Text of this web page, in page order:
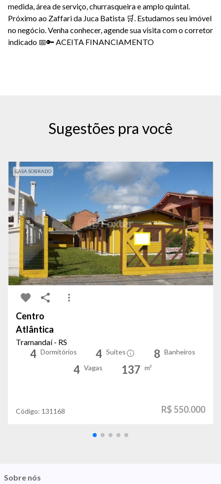
medida, área de serviço, churrasqueira e amplo quintal.
Próximo ao Zaffari da Juca Batista 🛒. Estudamos seu imóvel
no negócio. Venha conhecer, agende sua visita com o corretor
indicado 📅🔑 ACEITA FINANCIAMENTO
Sugestões pra você
CASA SOBRADO
Centro
Atlântica
Tramandaí - RS
4 Dormitórios 4 Suítes 8 Banheiros
4 Vagas 137 m²
Código: 131168 R$ 550.000
Sobre nós